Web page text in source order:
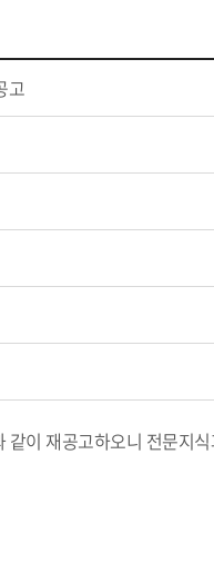
고
이 재공고하오니 전문지